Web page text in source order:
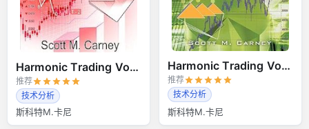
Harmonic Trading Volume 3
推荐
技术分析
斯科特M.卡尼
Harmonic Trading Volume 2
推荐
技术分析
斯科特M.卡尼